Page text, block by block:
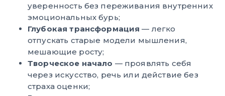
уверенность без переживания внутренних
эмоциональных бурь;
Глубокая трансформация — легко
отпускать старые модели мышления,
мешающие росту;
Творческое начало — проявлять себя
через искусство, речь или действие без
страха оценки;